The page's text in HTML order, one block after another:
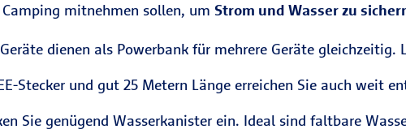
mitnehmen sollen, um Strom und Wasser zu
dienen als Powerbank für mehrere Geräte
Stecker und gut 25 Metern Länge erreichen Sie auch weit
Sie genügend Wasserkanister ein. Ideal sind faltbare